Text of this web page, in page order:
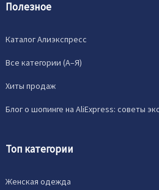
Полезное
Каталог Алиэкспресс
Все категории (A–Я)
Хиты продаж
Блог о шопинге на AliExpress: советы
Топ категории
Женская одежда